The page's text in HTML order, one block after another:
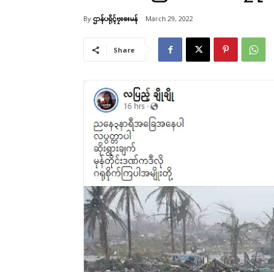
By ဌာန်ပရိုၚ်ဗၠးၜးမန် March 29, 2022
Share